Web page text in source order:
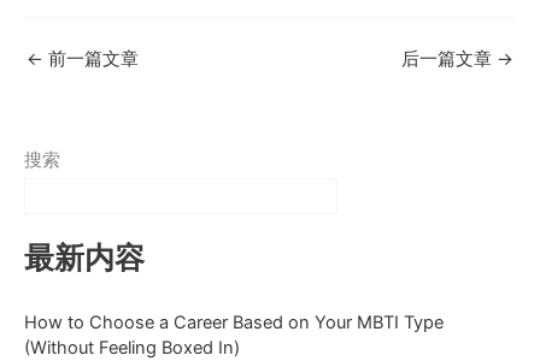
← 前一篇文章 后一篇文章 →
搜索
最新内容
How to Choose a Career Based on Your MBTI Type
(Without Feeling Boxed In)